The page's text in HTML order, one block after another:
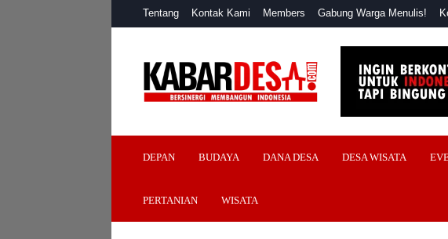
Tentang Kontak Kami Members Gabung Warga Menulis!
Desa
DEPAN BUDAYA DANA DESA DESA WISATA
PERTANIAN WISATA